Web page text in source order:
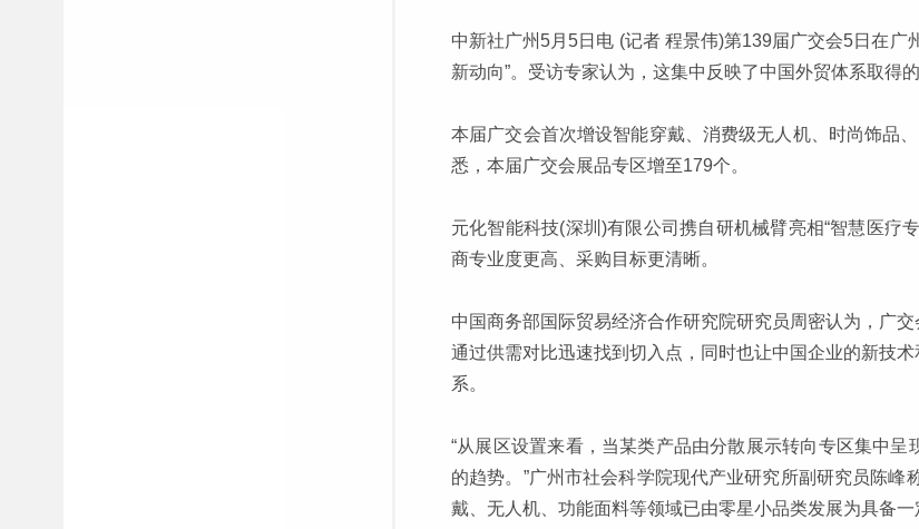
中新社广州5月5日电 (记者 程景伟)第139届广交会5日在
新动向”。受访专家认为，这集中反映了中国外贸体系取得
本届广交会首次增设智能穿戴、消费级无人机、时尚饰品
悉，本届广交会展品专区增至179个。
元化智能科技(深圳)有限公司携自研机械臂亮相“智慧医疗
商专业度更高、采购目标更清晰。
中国商务部国际贸易经济合作研究院研究员周密认为，广
通过供需对比迅速找到切入点，同时也让中国企业的新技
系。
“从展区设置来看，当某类产品由分散展示转向专区集中
的趋势。”广州市社会科学院现代产业研究所副研究员陈
戴、无人机、功能面料等领域已由零星小品类发展为具备